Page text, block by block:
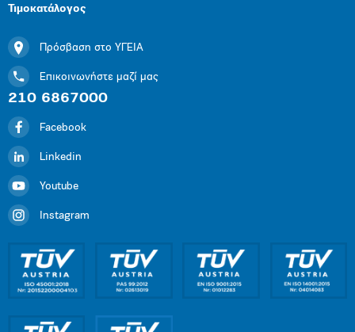
Τιμοκατάλογος
Πρόσβαση στο ΥΓΕΙΑ
Επικοινωνήστε μαζί μας
210 6867000
Facebook
Linkedin
Youtube
Instagram